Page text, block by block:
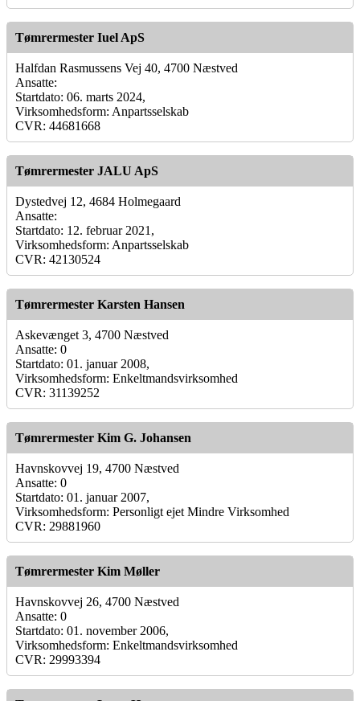
Tømrermester Iuel ApS
Halfdan Rasmussens Vej 40, 4700 Næstved
Ansatte:
Startdato: 06. marts 2024,
Virksomhedsform: Anpartsselskab
CVR: 44681668
Tømrermester JALU ApS
Dystedvej 12, 4684 Holmegaard
Ansatte:
Startdato: 12. februar 2021,
Virksomhedsform: Anpartsselskab
CVR: 42130524
Tømrermester Karsten Hansen
Askevænget 3, 4700 Næstved
Ansatte: 0
Startdato: 01. januar 2008,
Virksomhedsform: Enkeltmandsvirksomhed
CVR: 31139252
Tømrermester Kim G. Johansen
Havnskovvej 19, 4700 Næstved
Ansatte: 0
Startdato: 01. januar 2007,
Virksomhedsform: Personligt ejet Mindre Virksomhed
CVR: 29881960
Tømrermester Kim Møller
Havnskovvej 26, 4700 Næstved
Ansatte: 0
Startdato: 01. november 2006,
Virksomhedsform: Enkeltmandsvirksomhed
CVR: 29993394